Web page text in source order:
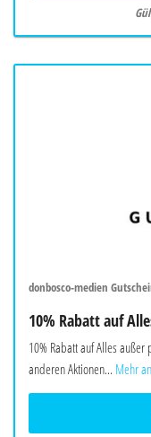
donbosco-medien
10% Rabatt auf
10% Rabatt auf Alles
anderen Aktionen... Mehr